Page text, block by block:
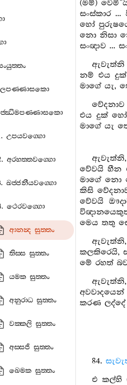
උපයවග‍්ගො
අරහත‍්තවග‍්ගො
ඛජ‍්ජනීයවග‍්ගො
ථෙරවග‍්ගො
ආනන්‍ද සුත‍්තං
තිස‍්ස සුත‍්තං
යමක සුත‍්තං
අනුරාධ සුත‍්තං
වක‍්කලි සුත‍්තං
අස‍්සජි සුත‍්තං
ඛෙමක සුත‍්තං
(මම්)
සංස්කාර
හෝ
නො නිසා
සංඥාව ...
ඇවැත්නි
නම් එය
මාගේ යැ,
එය දුක්
මාගේ යැ
වේවයි හීන
මාගේ නො
කිසි
වේවයි
මෙය තතු
කලකිරෙයි,
මේ රහත්
කරණ
84.
එ කල්හි